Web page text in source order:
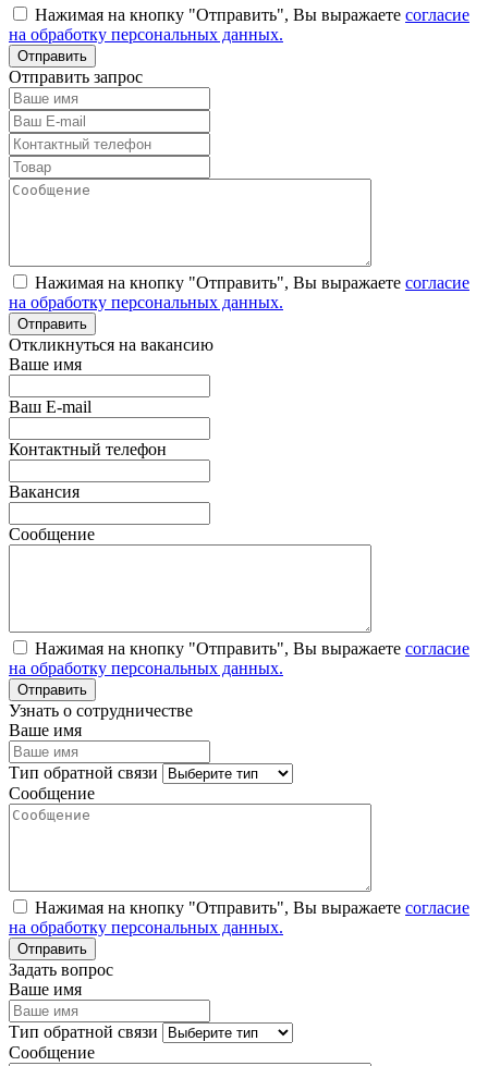
Нажимая на кнопку "Отправить", Вы выражаете согласие
на обработку персональных данных.
Отправить запрос
Нажимая на кнопку "Отправить", Вы выражаете согласие
на обработку персональных данных.
Откликнуться на вакансию
Ваше имя
Ваш E-mail
Контактный телефон
Вакансия
Сообщение
Нажимая на кнопку "Отправить", Вы выражаете согласие
на обработку персональных данных.
Узнать о сотрудничестве
Ваше имя
Тип обратной связи
Сообщение
Нажимая на кнопку "Отправить", Вы выражаете согласие
на обработку персональных данных.
Задать вопрос
Ваше имя
Тип обратной связи
Сообщение